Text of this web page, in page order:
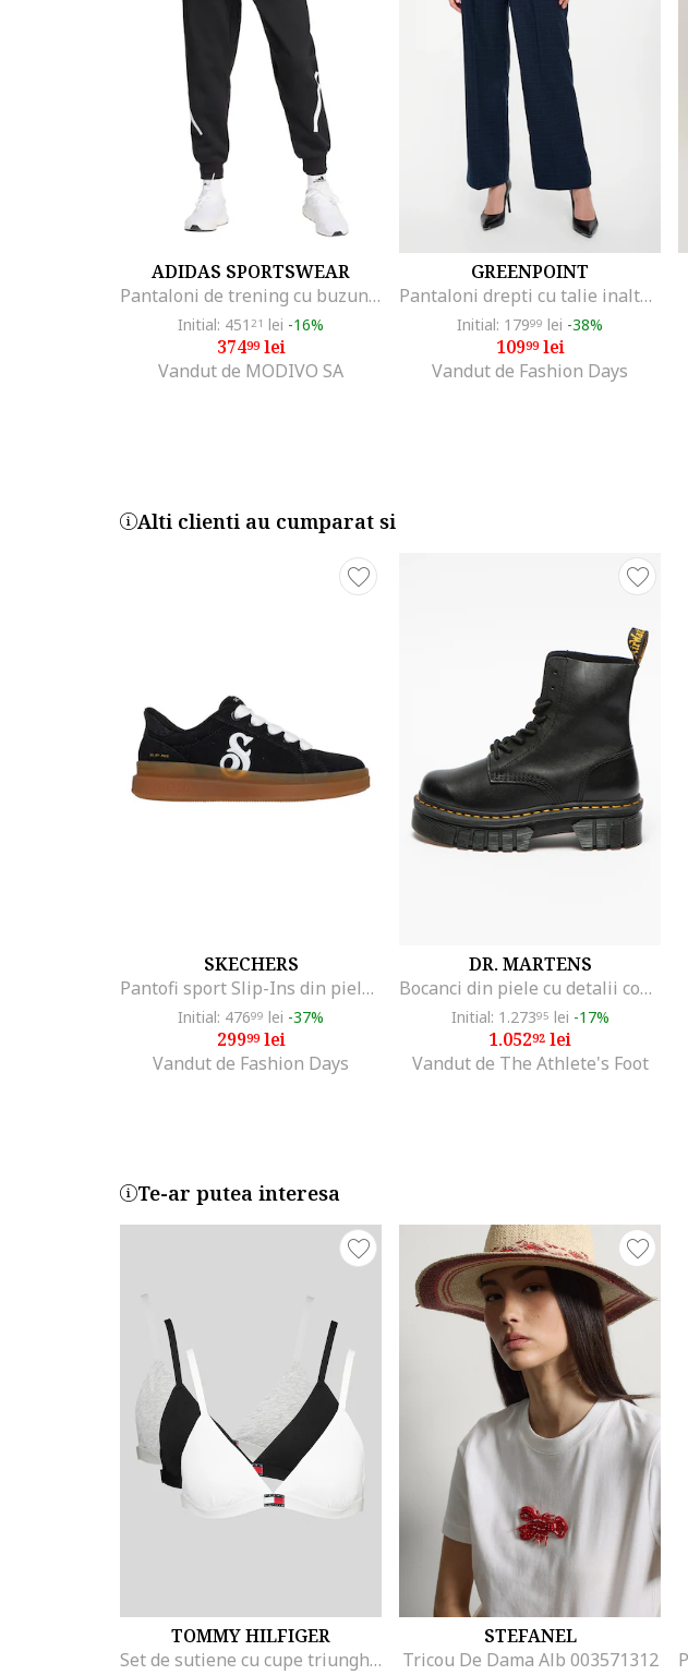
ADIDAS SPORTSWEAR
Pantaloni de trening cu buzunare cu fermoar Z.N.E., Negru/Alb optic
Initial: 451 21 lei -16%
37499lei
Vandut de MODIVO SA
GREENPOINT
Pantaloni drepti cu talie inalta, Bleumarin
Initial: 17999 lei -38%
10999lei
Vandut de Fashion Days
Alti clienti au cumparat si
SKECHERS
Pantofi sport Slip-Ins din piele intoarsa Courtside-Cali, Negru
Initial: 47699 lei -37%
29999lei
Vandut de Fashion Days
DR. MARTENS
Bocanci din piele cu detalii contrastante Audrick, Negru
Initial: 1.27395 lei -17%
1.05292 lei
Vandut de The Athlete's Foot
Te-ar putea interesa
TOMMY HILFIGER
Set de sutiene cu cupe triunghiulare si detaliu logo - 3 perechi, Alb/Negru/Gri melange
STEFANEL
Tricou De Dama Alb 003571312